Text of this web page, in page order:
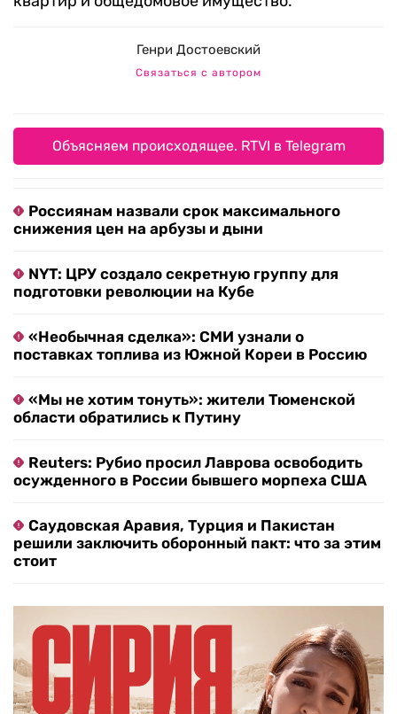
Генри Достоевский
Связаться с автором
Объясняем происходящее. RTVI в Telegram
Россиянам назвали срок максимального
снижения цен на арбузы и дыни
NYT: ЦРУ создало секретную группу для
подготовки революции на Кубе
«Необычная сделка»: СМИ узнали о
поставках топлива из Южной Кореи в Россию
«Мы не хотим тонуть»: жители Тюменской
области обратились к Путину
Reuters: Рубио просил Лаврова освободить
осужденного в России бывшего морпеха США
Саудовская Аравия, Турция и Пакистан
решили заключить оборонный пакт: что за этим
стоит